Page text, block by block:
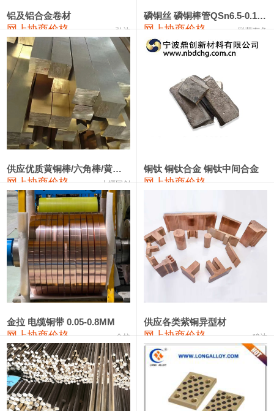
1#电解锰(99.7%袋装) 18,000—18,200 18,100 100
1#铬 60,000—82,000
553#硅 9,300—9,500
441#硅 9,600—9,800 9,700
3303#硅 10,300—10,500 10,400
2202#硅 14,100—14,300
金属硅3303#-2202# 10,400—14,200 12,300 0
漆包线 111,970—115,970 113,970
磷铜合金 110,800—117,600 114,200 400
无氧铜丝(硬) 109,710—110,010 109,860
R410A专用紫铜管 113,700—113,700
铸造铝合金锭(A380） 26,300—26,500 26,400 100
铝合金ADC12 24,200—24,400 100
铸造铝合金锭(ZL102) 24,300—24,500 24,400
铝及铝合金卷材
网上协商价格 弘达
磷铜丝 磷铜棒管QSn6.5-0.1 7-0.2 8-0.3
网上协商价格 联荣有色
供应优质黄铜棒/六角棒/黄铜方板
网上协商价格 十堰同创
铜钛 铜钛合金 铜钛中间合金
网上协商价格
金拉 电缆铜带 0.05-0.8MM
网上协商价格 金拉
供应各类紫铜异型材
网上协商价格 骏达